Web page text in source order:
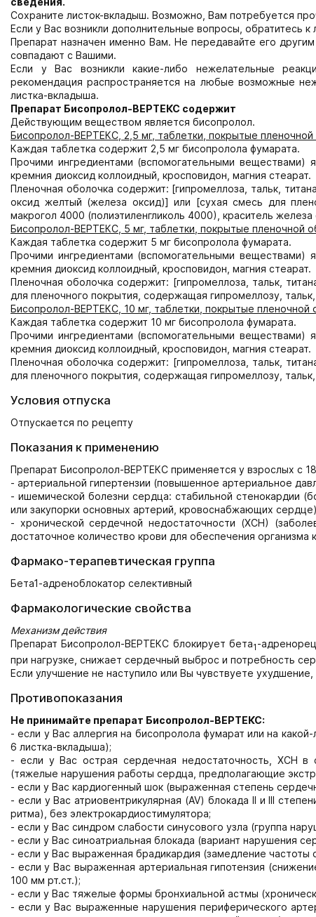
Сохраните листок-вкладыш. Возможно, Вам потребуется
Если у Вас возникли дополнительные вопросы, обратитесь
Препарат назначен именно Вам. Не передавайте его
совпадают с Вашими.
Если у Вас возникли какие-либо нежелательные
рекомендация распространяется на любые возможные
листка-вкладыша.
Препарат Бисопролол-ВЕРТЕКС содержит
Действующим веществом является бисопролол.
Бисопролол-ВЕРТЕКС, 2,5 мг, таблетки, покрытые пленочной
Каждая таблетка содержит 2,5 мг бисопролола фумарата.
Прочими ингредиентами (вспомогательными веществами)
кремния диоксид коллоидный, кросповидон, магния стеарат.
Пленочная оболочка содержит: [гипромеллоза, тальк,
оксид желтый (железа оксид)] или [сухая смесь для
макрогол 4000 (полиэтиленгликоль 4000), краситель
Бисопролол-ВЕРТЕКС, 5 мг, таблетки, покрытые пленочной
Каждая таблетка содержит 5 мг бисопролола фумарата.
Прочими ингредиентами (вспомогательными веществами)
кремния диоксид коллоидный, кросповидон, магния стеарат.
Пленочная оболочка содержит: [гипромеллоза, тальк,
для пленочного покрытия, содержащая гипромеллозу,
Бисопролол-ВЕРТЕКС, 10 мг, таблетки, покрытые пленочной
Каждая таблетка содержит 10 мг бисопролола фумарата.
Прочими ингредиентами (вспомогательными веществами)
кремния диоксид коллоидный, кросповидон, магния стеарат.
Пленочная оболочка содержит: [гипромеллоза, тальк,
для пленочного покрытия, содержащая гипромеллозу,
Условия отпуска
Отпускается по рецепту
Показания к применению
Препарат Бисопролол-ВЕРТЕКС применяется у взрослых с
- артериальной гипертензии (повышенное артериальное
- ишемической болезни сердца: стабильной стенокардии
или закупорки основных артерий, кровоснабжающих
- хронической сердечной недостаточности (ХСН)
достаточное количество крови для обеспечения организма
Фармако-терапевтическая группа
Бета1-адреноблокатор селективный
Фармакологические свойства
Механизм действия
Препарат Бисопролол-ВЕРТЕКС блокирует бета1 -
при нагрузке, снижает сердечный выброс и потребность
Если улучшение не наступило или Вы чувствуете
Противопоказания
Не принимайте препарат Бисопролол-ВЕРТЕКС:
- если у Вас аллергия на бисопролола фумарат или на
6 листка-вкладыша);
- если у Вас острая сердечная недостаточность, ХСН в
(тяжелые нарушения работы сердца, предполагающие
- если у Вас кардиогенный шок (выраженная степень
- если у Вас атриовентрикулярная (AV) блокада II и III
ритма), без электрокардиостимулятора;
- если у Вас синдром слабости синусового узла (группа
- если у Вас синоатриальная блокада (вариант нарушения
- если у Вас выраженная брадикардия (замедление
- если у Вас выраженная артериальная гипотензия
100 мм рт.ст.);
- если у Вас тяжелые формы бронхиальной астмы
- если у Вас выраженные нарушения периферического